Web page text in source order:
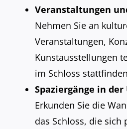
Veranstaltungen
Nehmen Sie an
Veranstaltungen,
Kunstausstellungen
im Schloss
Spaziergänge in der
Erkunden Sie die
das Schloss, die sich